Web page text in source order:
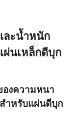
ละน้ำหนัก
ผ่นเหล็กดีบุก
องความหนา
ำหรับแผ่นดีบุก